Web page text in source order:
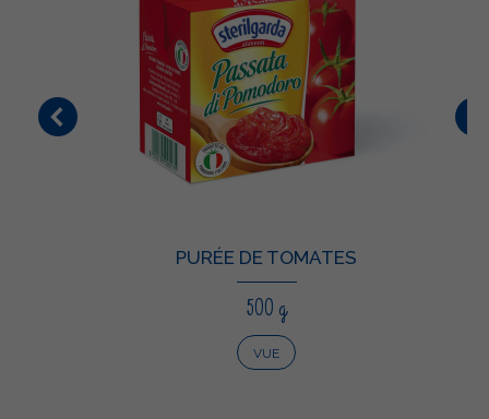
PURÉE DE TOMATES
500 g
VUE